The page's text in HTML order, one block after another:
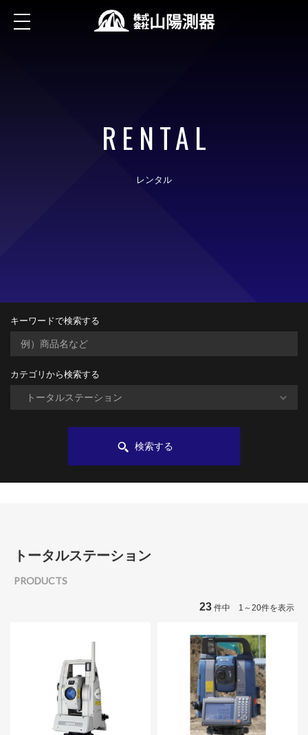
RENTAL
レンタル
キーワードで検索する
カテゴリから検索する
検索する
トータルステーション
PRODUCTS
23 件中 1～20件を表示